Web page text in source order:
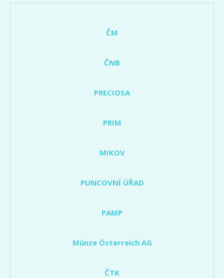
ČM
ČNB
PRECIOSA
PRIM
MIKOV
PUNCOVNÍ ÚŘAD
PAMP
Münze Österreich AG
ČTK